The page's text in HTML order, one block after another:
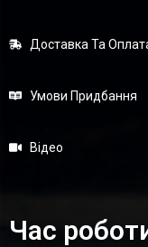
Доставка Та
Умови Придбання
Відео
Час